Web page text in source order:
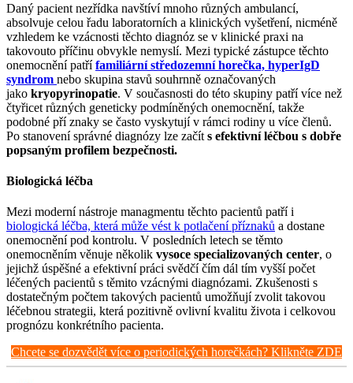
Daný pacient nezřídka navštíví mnoho různých ambulancí,
absolvuje celou řadu laboratorních a klinických vyšetření, nicméně
vzhledem ke vzácnosti těchto diagnóz se v klinické praxi na
takovouto příčinu obvykle nemyslí. Mezi typické zástupce těchto
onemocnění patřífamiliární středozemní horečka, hyperIgD
syndrom nebo skupina stavů souhrnně označovaných
jako kryopyrinopatie. V současnosti do této skupiny patří více než
čtyřicet různých geneticky podmíněných onemocnění, takže
podobné pří znaky se často vyskytují v rámci rodiny u více členů.
Po stanovení správné diagnózy lze začít s efektivní léčbou s dobře
popsaným profilem bezpečnosti.
Biologická léčba
Mezi moderní nástroje managmentu těchto pacientů patří i
biologická léčba, která může vést k potlačení příznaků a dostane
onemocnění pod kontrolu. V posledních letech se těmto
onemocněním věnuje několik vysoce specializovaných center, o
jejichž úspěšné a efektivní práci svědčí čím dál tím vyšší počet
léčených pacientů s těmito vzácnými diagnózami. Zkušenosti s
dostatečným počtem takových pacientů umožňují zvolit takovou
léčebnou strategii, která pozitivně ovlivní kvalitu života i celkovou
prognózu konkrétního pacienta.
Chcete se dozvědět více o periodických horečkách? Klikněte ZDE